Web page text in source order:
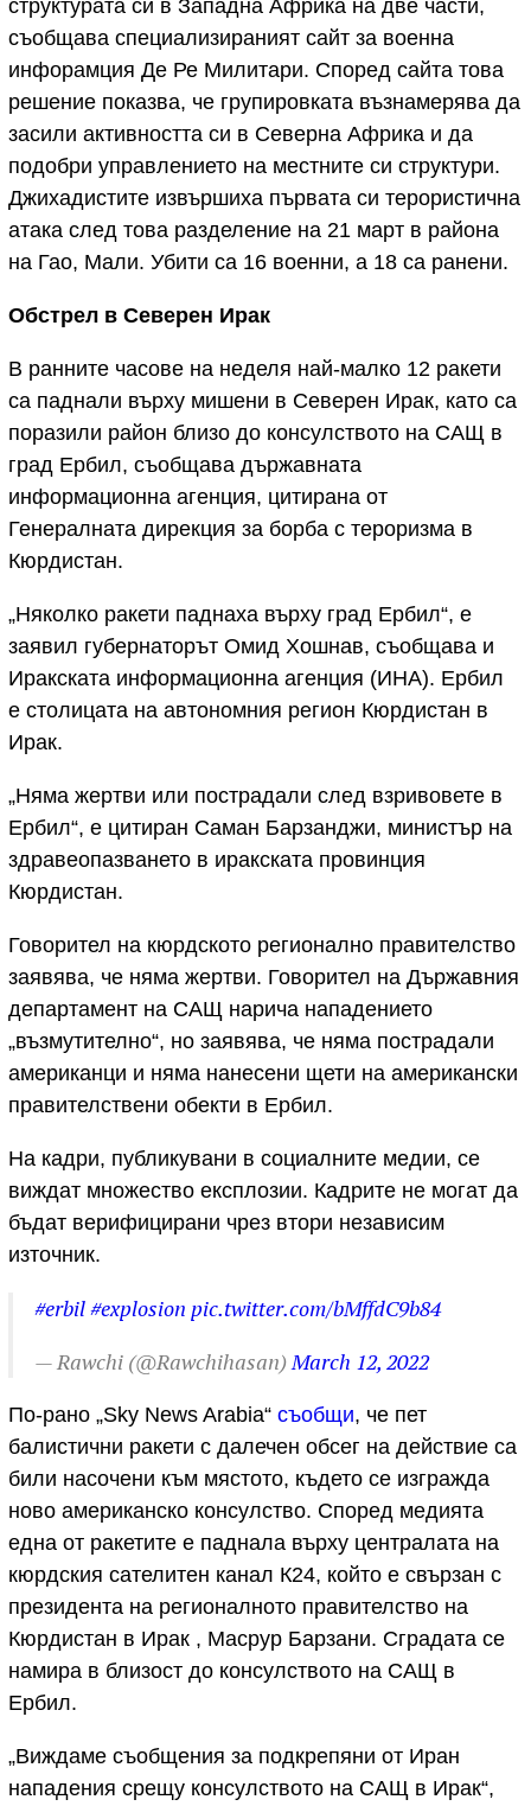
структурата си в Западна Африка на две части,
съобщава специализираният сайт за военна
инфорамция Де Ре Милитари. Според сайта това
решение показва, че групировката възнамерява да
засили активността си в Северна Африка и да
подобри управлението на местните си структури.
Джихадистите извършиха първата си терористична
атака след това разделение на 21 март в района
на Гао, Мали. Убити са 16 военни, а 18 са ранени.
Обстрел в Северен Ирак
В ранните часове на неделя най-малко 12 ракети
са паднали върху мишени в Северен Ирак, като са
поразили район близо до консулството на САЩ в
град Ербил, съобщава държавната
информационна агенция, цитирана от
Генералната дирекция за борба с тероризма в
Кюрдистан.
„Няколко ракети паднаха върху град Ербил“, е
заявил губернаторът Омид Хошнав, съобщава и
Иракската информационна агенция (ИНА). Ербил
е столицата на автономния регион Кюрдистан в
Ирак.
„Няма жертви или пострадали след взривовете в
Ербил“, е цитиран Саман Барзанджи, министър на
здравеопазването в иракската провинция
Кюрдистан.
Говорител на кюрдското регионално правителство
заявява, че няма жертви. Говорител на Държавния
департамент на САЩ нарича нападението
„възмутително“, но заявява, че няма пострадали
американци и няма нанесени щети на американски
правителствени обекти в Ербил.
На кадри, публикувани в социалните медии, се
виждат множество експлозии. Кадрите не могат да
бъдат верифицирани чрез втори независим
източник.
#erbil#explosion pic.twitter.com/bMffdC9b84
— Rawchi (@Rawchihasan) March 12, 2022
По-рано „Sky News Arabia“ съобщи, че пет
балистични ракети с далечен обсег на действие са
били насочени към мястото, където се изгражда
ново американско консулство. Според медията
една от ракетите е паднала върху централата на
кюрдския сателитен канал К24, който е свързан с
президента на регионалното правителство на
Кюрдистан в Ирак , Масрур Барзани. Сградата се
намира в близост до консулството на САЩ в
Ербил.
„Виждаме съобщения за подкрепяни от Иран
нападения срещу консулството на САЩ в Ирак“,